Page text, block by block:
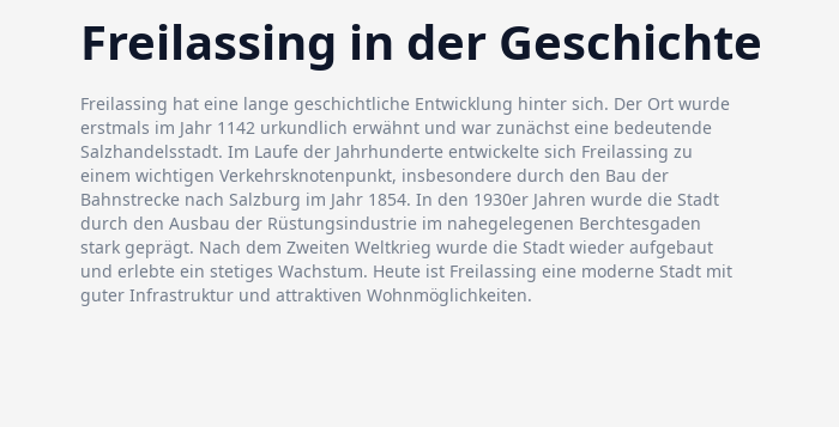
Freilassing in der Geschichte
Freilassing hat eine lange geschichtliche Entwicklung hinter sich. Der Ort wurde
erstmals im Jahr 1142 urkundlich erwähnt und war zunächst eine bedeutende
Salzhandelsstadt. Im Laufe der Jahrhunderte entwickelte sich Freilassing zu
einem wichtigen Verkehrsknotenpunkt, insbesondere durch den Bau der
Bahnstrecke nach Salzburg im Jahr 1854. In den 1930er Jahren wurde die Stadt
durch den Ausbau der Rüstungsindustrie im nahegelegenen Berchtesgaden
stark geprägt. Nach dem Zweiten Weltkrieg wurde die Stadt wieder aufgebaut
und erlebte ein stetiges Wachstum. Heute ist Freilassing eine moderne Stadt mit
guter Infrastruktur und attraktiven Wohnmöglichkeiten.